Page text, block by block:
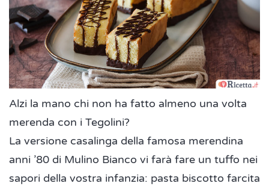
Alzi la mano chi non ha fatto almeno una volta
merenda con i Tegolini?
La versione casalinga della famosa merendina
anni ’80 di Mulino Bianco vi farà fare un tuffo nei
sapori della vostra infanzia: pasta biscotto farcita